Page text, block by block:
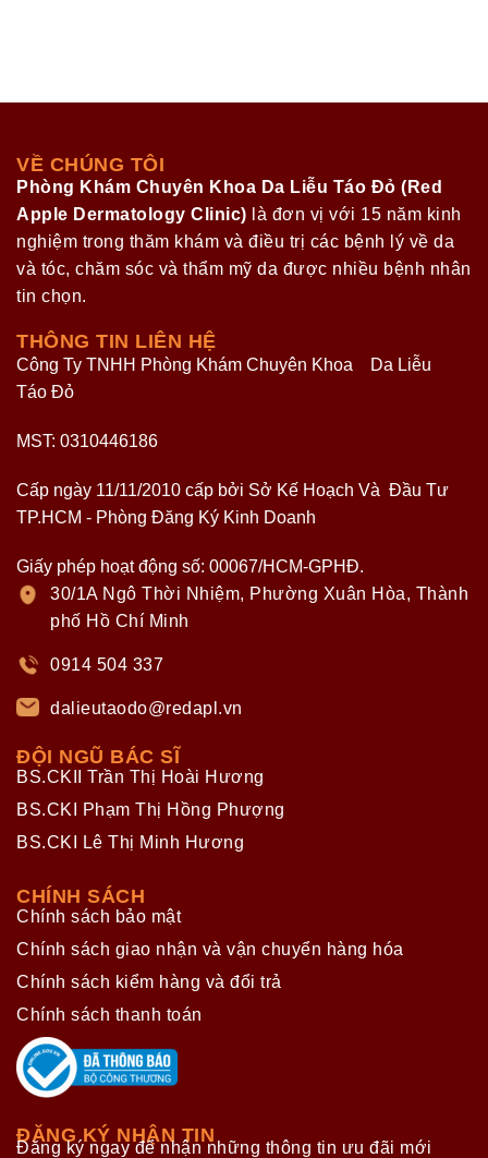
VỀ CHÚNG TÔI
Phòng Khám Chuyên Khoa Da Liễu Táo Đỏ (Red
Apple Dermatology Clinic) là đơn vị với 15 năm kinh
nghiệm trong thăm khám và điều trị các bệnh lý về da
và tóc, chăm sóc và thẩm mỹ da được nhiều bệnh nhân
tin chọn.
THÔNG TIN LIÊN HỆ
Công Ty TNHH Phòng Khám Chuyên Khoa Da Liễu
Táo Đỏ
MST: 0310446186
Cấp ngày 11/11/2010 cấp bởi Sở Kế Hoạch Và Đầu Tư
TP.HCM - Phòng Đăng Ký Kinh Doanh
Giấy phép hoạt động số: 00067/HCM-GPHĐ.
30/1A Ngô Thời Nhiệm, Phường Xuân Hòa, Thành
phố Hồ Chí Minh
0914 504 337
dalieutaodo@redapl.vn
ĐỘI NGŨ BÁC SĨ
BS.CKII Trần Thị Hoài Hương
BS.CKI Phạm Thị Hồng Phượng
BS.CKI Lê Thị Minh Hương
CHÍNH SÁCH
Chính sách bảo mật
Chính sách giao nhận và vận chuyển hàng hóa
Chính sách kiểm hàng và đổi trả
Chính sách thanh toán
ĐĂNG KÝ NHẬN TIN
Đăng ký ngay để nhận những thông tin ưu đãi mới